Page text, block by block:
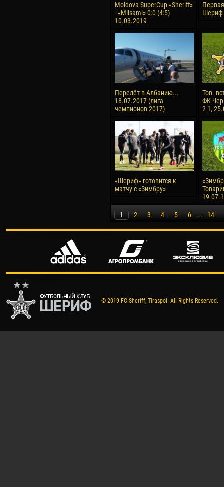
Moldova SuperCup «Sheriff»
- «Milsami» 0:0 (4:5)
10.03.2019
Шериф
Перелёт в Албанию...
18.07.2017 (лига
чемпионов 2017)
Тов.
ФК
2-1,
«Шериф» готовится к
матчу с «Зимбру»
1 2 3 4 5 6 ... 14
© 2019 FC Sheriff, Tiraspol. All Rights Reserved.